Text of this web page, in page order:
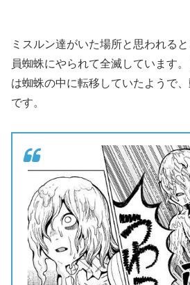
ミスルン達がいた場所と思われる
員蜘蛛にやられて全滅しています
は蜘蛛の中に転移していたようで
です。